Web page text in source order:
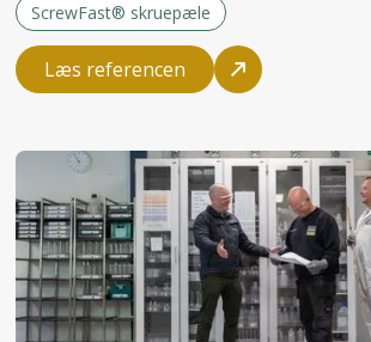
ScrewFast® skruepæle
Læs referencen